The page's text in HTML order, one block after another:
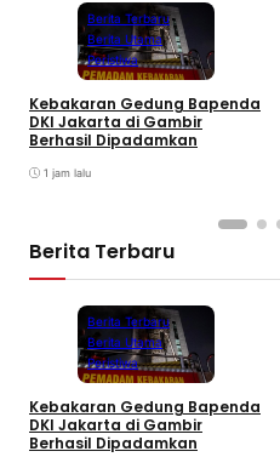
Berita Terbaru
Berita Utama
Peristiwa
Kebakaran Gedung Bapenda
DKI Jakarta di Gambir
Berhasil Dipadamkan
1 jam lalu
Berita Terbaru
Berita Terbaru
Berita Utama
Peristiwa
Kebakaran Gedung Bapenda
DKI Jakarta di Gambir
Berhasil Dipadamkan